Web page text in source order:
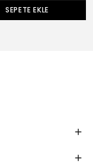
SEPETE EKLE